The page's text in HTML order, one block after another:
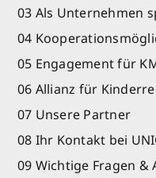
03 Als Unternehmen
04
05 Engagement für
06 Allianz für
07 Unsere Partner
08 Ihr Kontakt bei
09 Wichtige Fragen